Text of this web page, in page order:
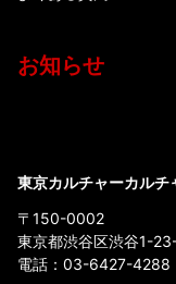
お知らせ
東京カルチャーカルチ
〒150-0002
東京都渋谷区渋谷1-
電話： 03-6427-4288